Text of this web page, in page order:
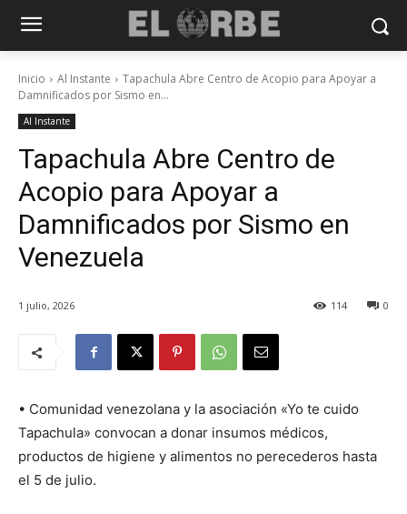
Inicio Al Instante
Tapachula Abre Centro de Acopio para Apoyar a
Damnificados por Sismo en...
Al Instante
Tapachula Abre Centro de
Acopio para Apoyar a
Damnificados por Sismo en
Venezuela
1 julio, 2026 0
114
• Comunidad venezolana y la asociación «Yo te cuido
Tapachula» convocan a donar insumos médicos,
productos de higiene y alimentos no perecederos hasta
el 5 de julio.